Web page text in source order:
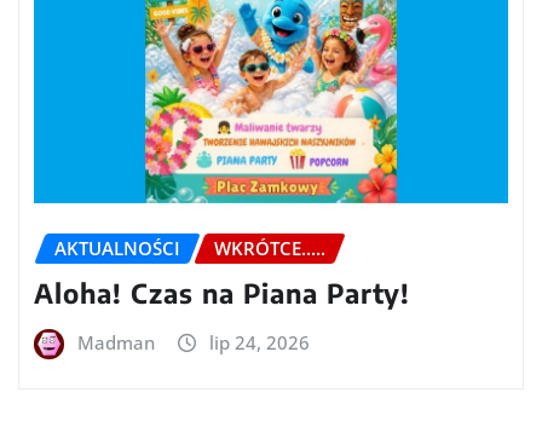
AKTUALNOŚCI WKRÓTCE.....
Aloha! Czas na Piana Party!
Madman lip 24, 2026